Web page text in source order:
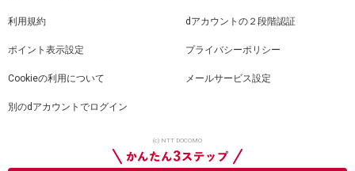
利用規約 dアカウントの２段階認証
ポイント表示設定 プライバシーポリシー
Cookieの利用について メールサービス設定
別のdアカウントでログイン
(c) NTT DOCOMO